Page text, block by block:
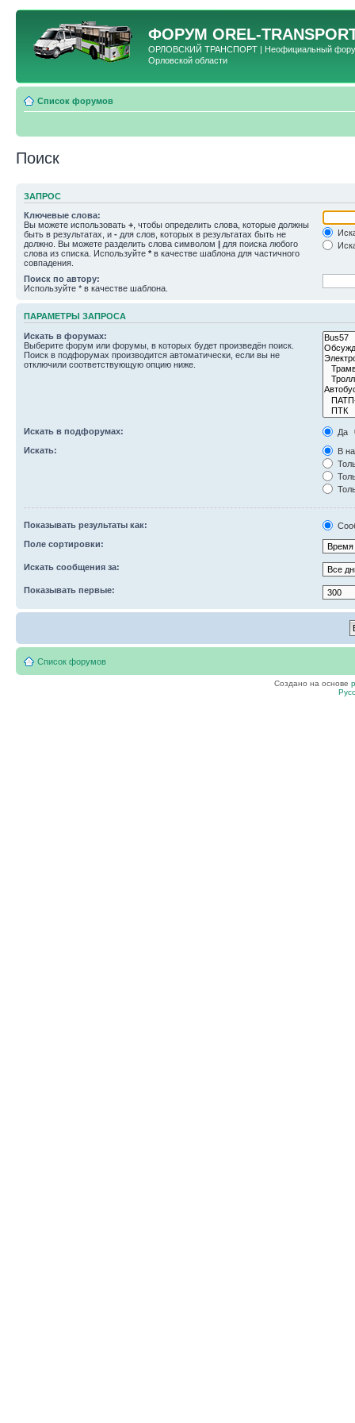
ФОРУМ OREL-
ОРЛОВСКИЙ ТРАНСПОРТ | Неофициальный форум
Орловской области
Список форумов
Поиск
ЗАПРОС
Ключевые слова:
Вы можете использовать + , чтобы определить слова, которые должны
быть в результатах, и - для слов, которых в результатах быть не
должно. Вы можете разделить слова символом | для поиска любого
слова из списка. Используйте * в качестве шаблона для частичного
совпадения.
Поиск по автору:
Используйте * в качестве шаблона.
ПАРАМЕТРЫ ЗАПРОСА
Искать в форумах:
Выберите форум или форумы, в которых будет произведён поиск.
Поиск в подфорумах производится автоматически, если вы не
отключили соответствующую опцию ниже.
Искать в подфорумах:
Да
Искать:
В
Показывать результаты как:
Поле сортировки:
Искать сообщения за:
Показывать первые:
Список форумов
Создано на основе